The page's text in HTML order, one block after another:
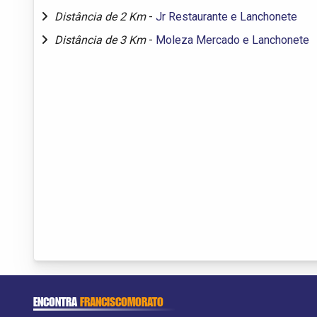
Distância de 2 Km - Jr Restaurante e Lanchonete
Distância de 3 Km - Moleza Mercado e Lanchonete
ENCONTRAFRANCISCOMORATO